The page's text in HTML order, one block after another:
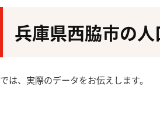
兵庫県西脇市の
では、実際のデータをお伝えします。